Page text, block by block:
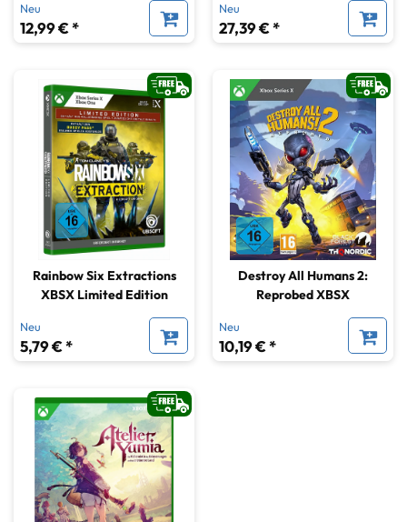
Neu
12,99 € *
Neu
27,39 € *
Rainbow Six Extractions
XBSX Limited Edition
Neu
5,79 € *
Destroy All Humans 2:
Reprobed XBSX
Neu
10,19 € *